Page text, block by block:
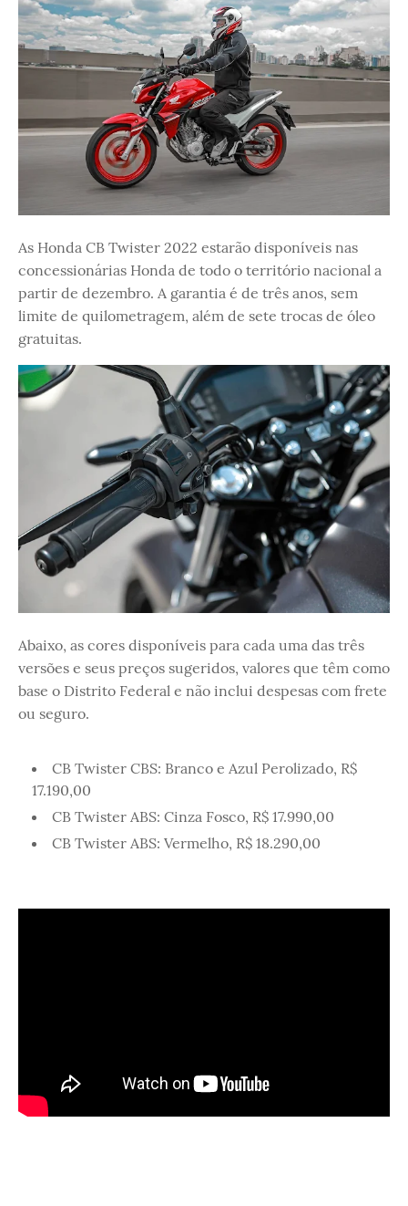
As Honda CB Twister 2022 estarão disponíveis nas
concessionárias Honda de todo o território nacional a
partir de dezembro. A garantia é de três anos, sem
limite de quilometragem, além de sete trocas de óleo
gratuitas.
Abaixo, as cores disponíveis para cada uma das três
versões e seus preços sugeridos, valores que têm como
base o Distrito Federal e não inclui despesas com frete
ou seguro.
CB Twister CBS: Branco e Azul Perolizado, R$
17.190,00
CB Twister ABS: Cinza Fosco, R$ 17.990,00
CB Twister ABS: Vermelho, R$ 18.290,00